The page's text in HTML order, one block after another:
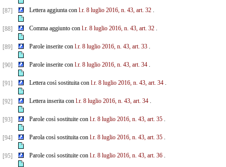
[87] Lettera aggiunta con l.r. 8 luglio 2016, n. 43, art. 32.
[88] Comma aggiunto con l.r. 8 luglio 2016, n. 43, art. 32.
[89] Parole inserite con l.r. 8 luglio 2016, n. 43, art. 33.
[90] Parole inserite con l.r. 8 luglio 2016, n. 43, art. 34.
[91] Lettera così sostituita con l.r. 8 luglio 2016, n. 43, art. 34.
[92] Lettera inserita con l.r. 8 luglio 2016, n. 43, art. 34.
[93] Parole così sostituite con l.r. 8 luglio 2016, n. 43, art. 35.
[94] Parola così sostituita con l.r. 8 luglio 2016, n. 43, art. 35.
[95] Parole così sostituite con l.r. 8 luglio 2016, n. 43, art. 36.